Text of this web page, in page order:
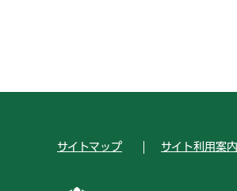
サイトマップ サイト利用案内